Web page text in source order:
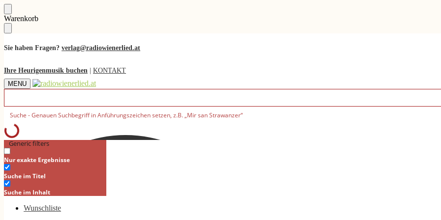
Skip
to
navigation
Skip
to
content
Warenkorb
Sie haben Fragen? verlag@radiowienerlied.at
Ihre Heurigenmusik buchen
KONTAKT
MENU
Generic filters
Nur exakte Ergebnisse
Suche im Titel
Suche im Inhalt
Wunschliste